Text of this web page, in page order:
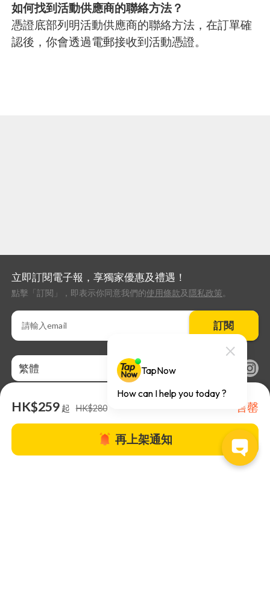
如何找到活動供應商的聯絡方法？
憑證底部列明活動供應商的聯絡方法，在訂單確
認後，你會透過電郵接收到活動憑證。
HK$259 起 HK$280 售罄
再上架通知
立即訂閱電子報，享獨家優惠及禮遇！
點擊「訂閱」，即表示你同意我們的使用條款及 隱私政策。
訂閱
繁體
關於TapNow |TapNow Blog |加入成為合作夥伴|網站條款 |幫助